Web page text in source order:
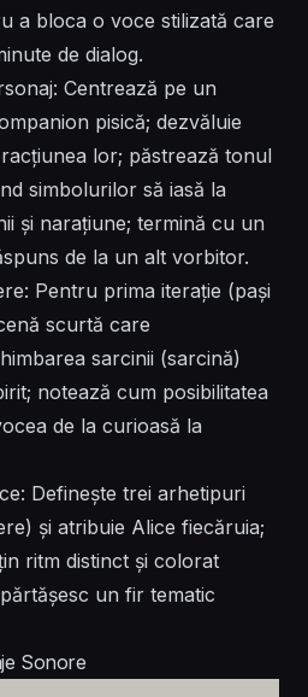
a bloca o voce stilizată care
de dialog.
Centrează pe un
pisică; dezvăluie
lor; păstrează tonul
simbolurilor să iasă la
și narațiune; termină cu un
de la un alt vorbitor.
Pentru prima iterație (pași
scurtă care
sarcinii (sarcină)
notează cum posibilitatea
de la curioasă la
Definește trei arhetipuri
și atribuie Alice fiecăruia;
ritm distinct și colorat
un fir tematic
Sonore